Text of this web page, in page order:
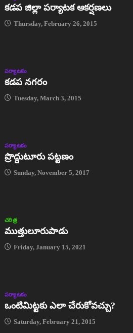
కడప జిల్లా పర్యాటక ఆకర్షణలు
Thursday, February 26, 2015
పర్యాటకం
కడప నగరం
Tuesday, March 3, 2015
పర్యాటకం
ప్రొద్దుటూరు పట్టణం
Sunday, November 5, 2017
చరిత్ర
ముత్తులూరుపాడు
Friday, January 15, 2021
పర్యాటకం
ఒంటిమిట్టకు ఎలా చేరుకోవచ్చు?
Saturday, February 21, 2015